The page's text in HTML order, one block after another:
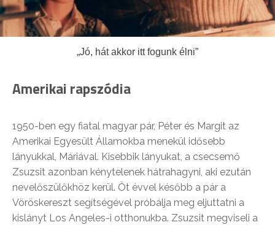
„Jó, hát akkor itt fogunk élni”
Amerikai rapszódia
1950-ben egy fiatal magyar pár, Péter és Margit az
Amerikai Egyesült Államokba menekül idősebb
lányukkal, Máriával. Kisebbik lányukat, a csecsemő
Zsuzsit azonban kénytelenek hátrahagyni, aki ezután
nevelőszülőkhöz kerül. Öt évvel később a pár a
Vöröskereszt segítségével próbálja meg eljuttatni a
kislányt Los Angeles-i otthonukba. Zsuzsit megviseli a